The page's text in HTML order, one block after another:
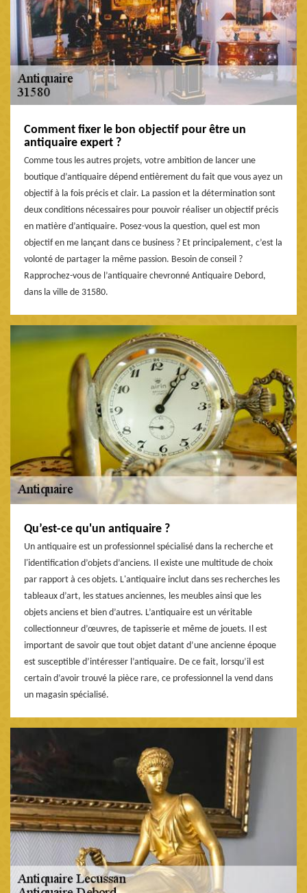
Comment fixer le bon objectif pour être un
antiquaire expert ?
Comme tous les autres projets, votre ambition de lancer une
boutique d’antiquaire dépend entièrement du fait que vous ayez un
objectif à la fois précis et clair. La passion et la détermination sont
deux conditions nécessaires pour pouvoir réaliser un objectif précis
en matière d’antiquaire. Posez-vous la question, quel est mon
objectif en me lançant dans ce business ? Et principalement, c’est la
volonté de partager la même passion. Besoin de conseil ?
Rapprochez-vous de l’antiquaire chevronné Antiquaire Debord,
dans la ville de 31580.
Qu’est-ce qu'un antiquaire ?
Un antiquaire est un professionnel spécialisé dans la recherche et
l'identification d’objets d’anciens. Il existe une multitude de choix
par rapport à ces objets. L'antiquaire inclut dans ses recherches les
tableaux d’art, les statues anciennes, les meubles ainsi que les
objets anciens et bien d’autres. L’antiquaire est un véritable
collectionneur d’œuvres, de tapisserie et même de jouets. Il est
important de savoir que tout objet datant d’une ancienne époque
est susceptible d’intéresser l’antiquaire. De ce fait, lorsqu’il est
certain d’avoir trouvé la pièce rare, ce professionnel la vend dans
un magasin spécialisé.